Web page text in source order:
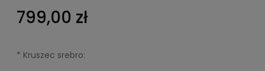
799,00 zł
* Kruszec srebro: